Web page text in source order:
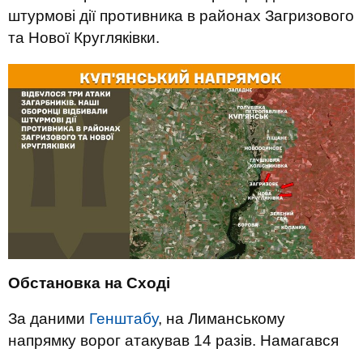
штурмові дії противника в районах Загризового
та Нової Кругляківки.
Обстановка на Сході
За даними Генштабу, на Лиманському
напрямку ворог атакував 14 разів. Намагався